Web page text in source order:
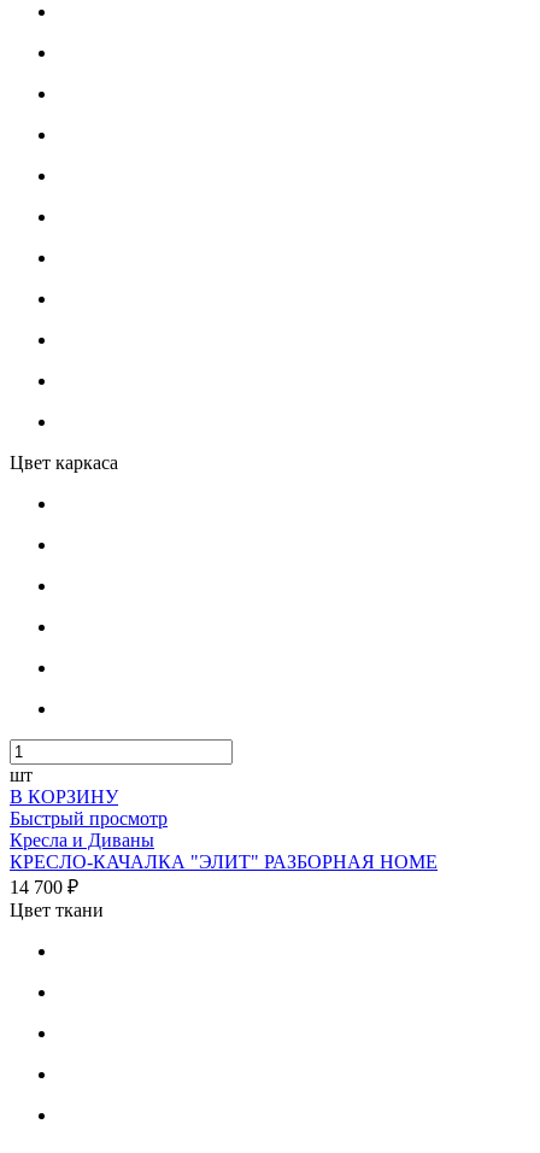
Цвет каркаса
шт
В КОРЗИНУ
Быстрый просмотр
Кресла и Диваны
КРЕСЛО-КАЧАЛКА "ЭЛИТ" РАЗБОРНАЯ HOME
14 700 ₽
Цвет ткани